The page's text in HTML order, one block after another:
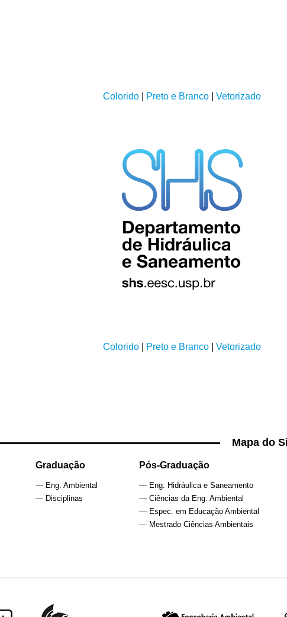
Colorido Preto e Branco |Vetorizado
Colorido Preto e Branco |Vetorizado
Mapa do
Graduação
— Eng. Ambiental
— Disciplinas
Pós-Graduação
— Eng. Hidráulica e Saneamento
— Ciências da Eng. Ambiental
— Espec. em Educação Ambiental
— Mestrado Ciências Ambientais